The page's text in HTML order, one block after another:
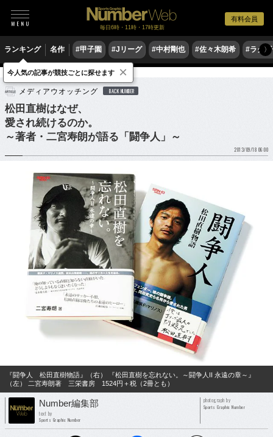
有料会員
毎日6時・11時・17時更新
ランキング 名作 #甲子園 #Jリーグ #中村剛也 #佐々木朗希 #ラグ〉
サッカー Jリーグ
メディアウオッチング BACK NUMBER
松田直樹はなぜ、
愛され続けるのか。
～著者・二宮寿朗が語る「闘争人」～
2013/09/18 06:00
『闘争人 松田直樹物語』（右） 『松田直樹を忘れない。～闘争人II 永遠の章～』
（左） 二宮寿朗著 三栄書房 1524円＋税（2冊とも）
Number編集部
text by
Sports Graphic Number
photograph by
Sports Graphic Number
今人気の記事が競技ごとに探せます ×